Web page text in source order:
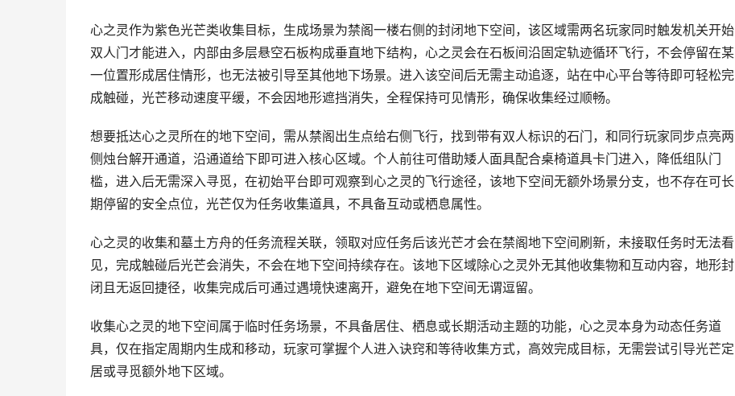
心之灵作为紫色光芒类收集目标，生成场景为禁阁一楼右侧的封闭地下空间，该区域需两名玩家同时触发机关开始
双人门才能进入，内部由多层悬空石板构成垂直地下结构，心之灵会在石板间沿固定轨迹循环飞行，不会停留在某
一位置形成居住情形，也无法被引导至其他地下场景。进入该空间后无需主动追逐，站在中心平台等待即可轻松完
成触碰，光芒移动速度平缓，不会因地形遮挡消失，全程保持可见情形，确保收集经过顺畅。
想要抵达心之灵所在的地下空间，需从禁阁出生点给右侧飞行，找到带有双人标识的石门，和同行玩家同步点亮两
侧烛台解开通道，沿通道给下即可进入核心区域。个人前往可借助矮人面具配合桌椅道具卡门进入，降低组队门
槛，进入后无需深入寻觅，在初始平台即可观察到心之灵的飞行途径，该地下空间无额外场景分支，也不存在可长
期停留的安全点位，光芒仅为任务收集道具，不具备互动或栖息属性。
心之灵的收集和墓土方舟的任务流程关联，领取对应任务后该光芒才会在禁阁地下空间刷新，未接取任务时无法看
见，完成触碰后光芒会消失，不会在地下空间持续存在。该地下区域除心之灵外无其他收集物和互动内容，地形封
闭且无返回捷径，收集完成后可通过遇境快速离开，避免在地下空间无谓逗留。
收集心之灵的地下空间属于临时任务场景，不具备居住、栖息或长期活动主题的功能，心之灵本身为动态任务道
具，仅在指定周期内生成和移动，玩家可掌握个人进入诀窍和等待收集方式，高效完成目标，无需尝试引导光芒定
居或寻觅额外地下区域。